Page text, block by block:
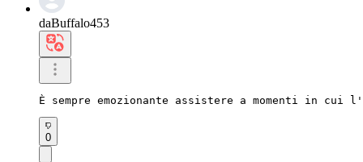
daBuffalo453
È sempre emozionante assistere a momenti in
0